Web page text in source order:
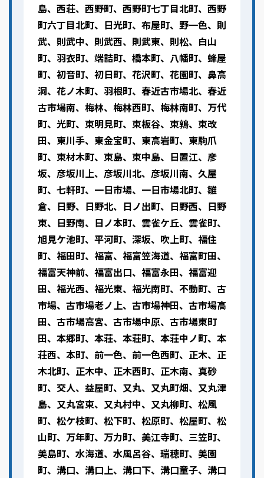
島、西荘、西野町、西野町七丁目北町、西野
町六丁目北町、日光町、布屋町、野一色、則
武、則武中、則武西、則武東、則松、白山
町、羽衣町、端詰町、橋本町、八幡町、蜂屋
町、初音町、初日町、花沢町、花園町、鼻高
洞、花ノ木町、羽根町、春近古市場北、春近
古市場南、梅林、梅林西町、梅林南町、万代
町、光町、東明見町、東板谷、東鶉、東改
田、東川手、東金宝町、東高岩町、東駒爪
町、東材木町、東島、東中島、日置江、彦
坂、彦坂川上、彦坂川北、彦坂川南、久屋
町、七軒町、一日市場、一日市場北町、雛
倉、日野、日野北、日ノ出町、日野西、日野
東、日野南、日ノ本町、雲雀ケ丘、雲雀町、
旭見ケ池町、平河町、深坂、吹上町、福住
町、福田町、福富、福富笠海道、福富町田、
福富天神前、福富出口、福富永田、福富迎
田、福光西、福光東、福光南町、不動町、古
市場、古市場老ノ上、古市場神田、古市場高
田、古市場高宮、古市場中原、古市場東町
田、本郷町、本荘、本荘町、本荘中ノ町、本
荘西、本町、前一色、前一色西町、正木、正
木北町、正木中、正木西町、正木南、真砂
町、交人、益屋町、又丸、又丸町畑、又丸津
島、又丸宮東、又丸村中、又丸柳町、松風
町、松ケ枝町、松下町、松原町、松屋町、松
山町、万年町、万力町、美江寺町、三笠町、
美島町、水海道、水風呂谷、瑞穂町、美園
町、溝口、溝口上、溝口下、溝口童子、溝口